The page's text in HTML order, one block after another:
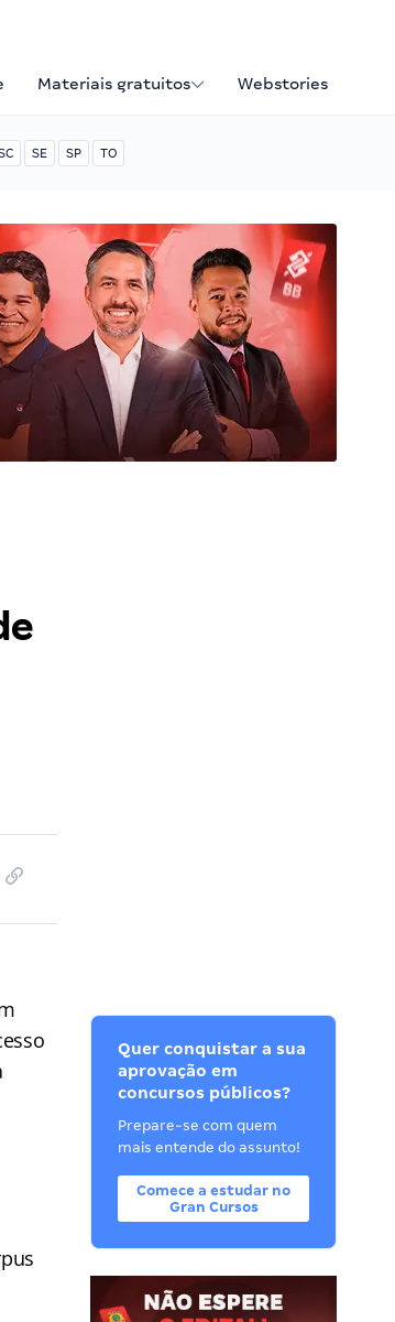
Materiais gratuitos Webstories
SE SP TO
Quer conquistar a sua
aprovação em
concursos públicos?
Prepare-se com quem
mais entende do assunto!
Comece a estudar no
Gran Cursos